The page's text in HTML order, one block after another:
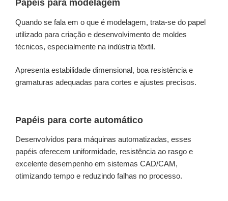
Papéis para modelagem
Quando se fala em o que é modelagem, trata-se do papel
utilizado para criação e desenvolvimento de moldes
técnicos, especialmente na indústria têxtil.
Apresenta estabilidade dimensional, boa resistência e
gramaturas adequadas para cortes e ajustes precisos.
Papéis para corte automático
Desenvolvidos para máquinas automatizadas, esses
papéis oferecem uniformidade, resistência ao rasgo e
excelente desempenho em sistemas CAD/CAM,
otimizando tempo e reduzindo falhas no processo.